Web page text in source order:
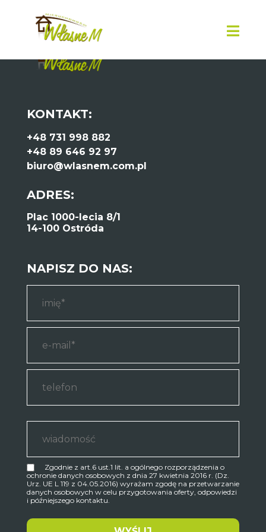
KONTAKT:
+48 731 998 882
+48 89 646 92 97
biuro@wlasnem.com.pl
ADRES:
Plac 1000-lecia 8/1
14-100 Ostróda
NAPISZ DO NAS:
Zgodnie z art.6 ust.1 lit. a ogólnego rozporządzenia o
ochronie danych osobowych z dnia 27 kwietnia 2016 r. (Dz.
Urz. UE L 119 z 04.05.2016) wyrażam zgodę na przetwarzanie
danych osobowych w celu przygotowania oferty, odpowiedzi
i późniejszego kontaktu.